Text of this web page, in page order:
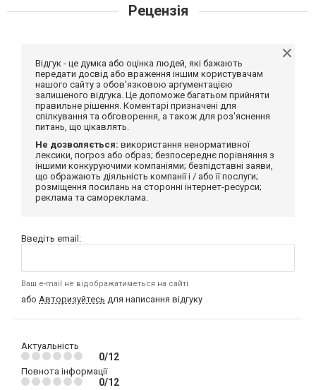
Рецензія
Відгук - це думка або оцінка людей, які бажають
передати досвід або враження іншим користувачам
нашого сайту з обов'язковою аргументацією
залишеного відгука. Це допоможе багатьом прийняти
правильне рішення. Коментарі призначені для
спілкування та обговорення, а також для роз'яснення
питань, що цікавлять.
Не дозволяється: використання ненормативної
лексики, погроз або образ; безпосереднє порівняння з
іншими конкуруючими компаніями; безпідставні заяви,
що ображають діяльність компанії і / або її послуги;
розміщення посилань на сторонні інтернет-ресурси;
реклама та самореклама.
Введіть email:
Ваш e-mail не відображатиметься на сайті
або Авторизуйтесь для написання відгуку
Актуальність
0/12
Повнота інформації
0/12